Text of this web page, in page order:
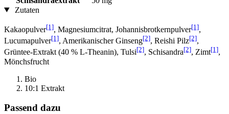
Zutaten
Kakaopulver[1], Magnesiumcitrat, Johannisbrotkernpulver[1],
Lucumapulver[1], Amerikanischer Ginseng[2], Reishi Pilz[2],
Grüntee-Extrakt (40 % L-Theanin), Tulsi[2], Schisandra[2], Zimt[1],
Mönchsfrucht
Bio
10:1 Extrakt
Passend dazu